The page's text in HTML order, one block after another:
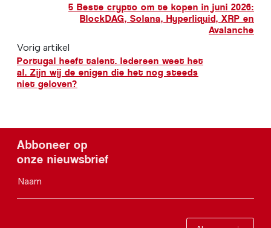
5 Beste crypto om te kopen in juni 2026:
BlockDAG, Solana, Hyperliquid, XRP en
Avalanche
Vorig artikel
Portugal heeft talent. Iedereen weet het
al. Zijn wij de enigen die het nog steeds
niet geloven?
Abboneer op
onze nieuwsbrief
Naam